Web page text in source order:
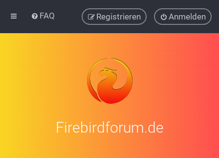
FAQ Anmelden
Registrieren
Firebirdforum.de